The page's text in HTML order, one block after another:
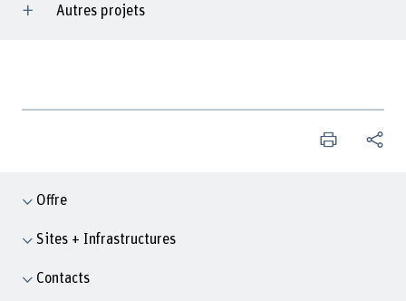
Autres projets
Offre
Sites + Infrastructures
Contacts